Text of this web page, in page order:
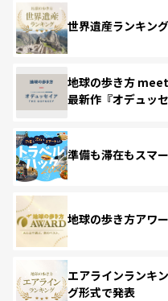
世界遺産ランキング
地球の歩き方
最新作『オデュッセ
準備も滞在もスマ
地球の歩き方アワ
エアラインランキ
グ形式で発表